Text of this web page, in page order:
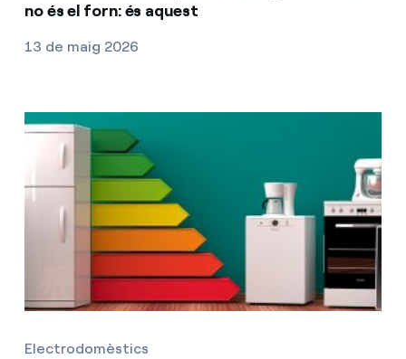
no és el forn: és aquest
13 de maig 2026
Electrodomèstics